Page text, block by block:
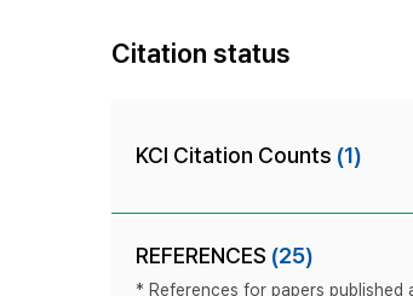
Citation status
KCI Citation Counts (1)
REFERENCES (25)
* References for papers